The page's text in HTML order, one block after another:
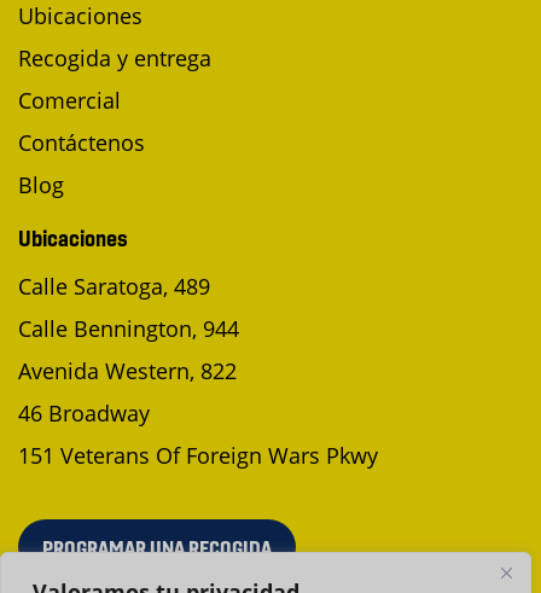
Ubicaciones
Recogida y entrega
Comercial
Contáctenos
Blog
Ubicaciones
Calle Saratoga, 489
Calle Bennington, 944
Avenida Western, 822
46 Broadway
151 Veterans Of Foreign Wars Pkwy
PROGRAMAR UNA RECOGIDA